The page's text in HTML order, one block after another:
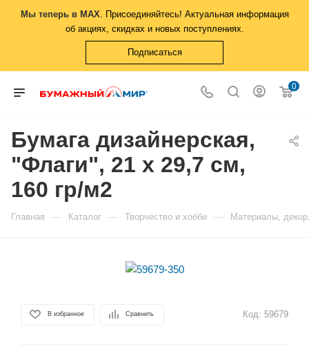
Мы теперь в MAX. Присоединяйтесь! Актуальная информация
об акциях, скидках и новых поступлениях.
Подписаться
0
Бумага дизайнерская,
"Флаги", 21 х 29,7 см,
160 гр/м2
Главная — Каталог — Творчество и хобби — Материалы,
В избранное Сравнить Код: 59679